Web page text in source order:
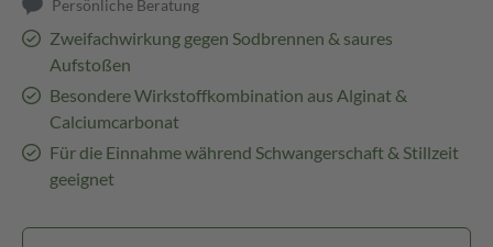
Persönliche Beratung
Zweifachwirkung gegen Sodbrennen & saures
Aufstoßen
Besondere Wirkstoffkombination aus Alginat &
Calciumcarbonat
Für die Einnahme während Schwangerschaft & Stillzeit
geeignet